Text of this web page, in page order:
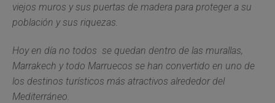
viejos muros y sus puertas de madera para proteger a su
población y sus riquezas.
Hoy en día no todos se quedan dentro de las murallas,
Marrakech y todo Marruecos se han convertido en uno de
los destinos turísticos más atractivos alrededor del
Mediterráneo.